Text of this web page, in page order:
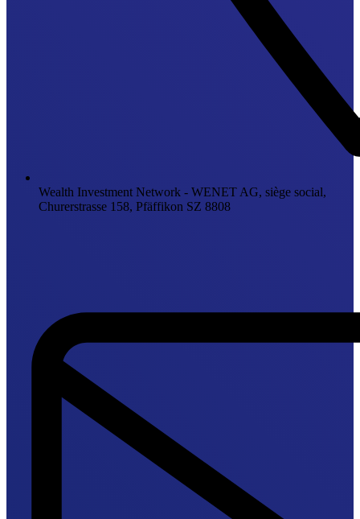
Wealth Investment Network - WENET AG, siège social,
Churerstrasse 158, Pfäffikon SZ 8808